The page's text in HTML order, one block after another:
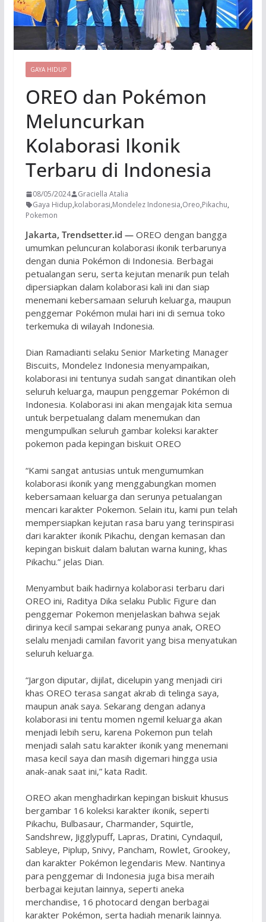
GAYA HIDUP
OREO dan Pokémon
Meluncurkan
Kolaborasi Ikonik
Terbaru di Indonesia
08/05/2024
Graciella Atalia
Gaya Hidup,kolaborasi,Mondelez Indonesia,Oreo,Pikachu,
Pokemon
Jakarta, Trendsetter.id —OREO dengan bangga
umumkan peluncuran kolaborasi ikonik terbarunya
dengan dunia Pokémon di Indonesia. Berbagai
petualangan seru, serta kejutan menarik pun telah
dipersiapkan dalam kolaborasi kali ini dan siap
menemani kebersamaan seluruh keluarga, maupun
penggemar Pokémon mulai hari ini di semua toko
terkemuka di wilayah Indonesia.
Dian Ramadianti selaku Senior Marketing Manager
Biscuits, Mondelez Indonesia menyampaikan,
kolaborasi ini tentunya sudah sangat dinantikan oleh
seluruh keluarga, maupun penggemar Pokémon di
Indonesia. Kolaborasi ini akan mengajak kita semua
untuk berpetualang dalam menemukan dan
mengumpulkan seluruh gambar koleksi karakter
pokemon pada kepingan biskuit OREO
“Kami sangat antusias untuk mengumumkan
kolaborasi ikonik yang menggabungkan momen
kebersamaan keluarga dan serunya petualangan
mencari karakter Pokemon. Selain itu, kami pun telah
mempersiapkan kejutan rasa baru yang terinspirasi
dari karakter ikonik Pikachu, dengan kemasan dan
kepingan biskuit dalam balutan warna kuning, khas
Pikachu.” jelas Dian.
Menyambut baik hadirnya kolaborasi terbaru dari
OREO ini, Raditya Dika selaku Public Figure dan
penggemar Pokemon menjelaskan bahwa sejak
dirinya kecil sampai sekarang punya anak, OREO
selalu menjadi camilan favorit yang bisa menyatukan
seluruh keluarga.
“Jargon diputar, dijilat, dicelupin yang menjadi ciri
khas OREO terasa sangat akrab di telinga saya,
maupun anak saya. Sekarang dengan adanya
kolaborasi ini tentu momen ngemil keluarga akan
menjadi lebih seru, karena Pokemon pun telah
menjadi salah satu karakter ikonik yang menemani
masa kecil saya dan masih digemari hingga usia
anak-anak saat ini,” kata Radit.
OREO akan menghadirkan kepingan biskuit khusus
bergambar 16 koleksi karakter ikonik, seperti
Pikachu, Bulbasaur, Charmander, Squirtle,
Sandshrew, Jigglypuff, Lapras, Dratini, Cyndaquil,
Sableye, Piplup, Snivy, Pancham, Rowlet, Grookey,
dan karakter Pokémon legendaris Mew. Nantinya
para penggemar di Indonesia juga bisa meraih
berbagai kejutan lainnya, seperti aneka
merchandise, 16 photocard dengan berbagai
karakter Pokémon, serta hadiah menarik lainnya.